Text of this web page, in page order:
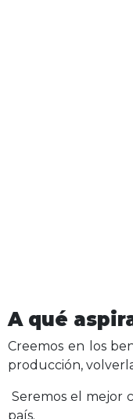
A qué
Creemos en los
producción,
Seremos el mejor
país.